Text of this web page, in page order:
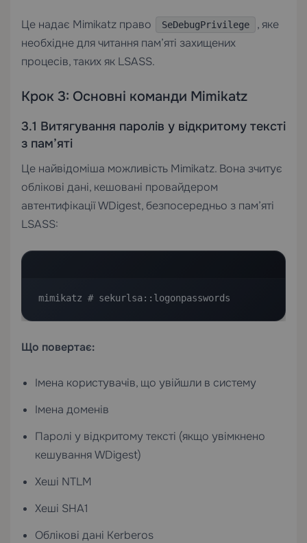
Це надає Mimikatz право SeDebugPrivilege
, яке
необхідне для читання пам’яті захищених
процесів, таких як LSASS.
Крок 3: Основні команди Mimikatz
3.1 Витягування паролів у відкритому тексті
з пам’яті
Це найвідоміша можливість Mimikatz. Вона зчитує
облікові дані, кешовані провайдером
автентифікації WDigest, безпосередньо з пам’яті
LSASS:
mimikatz # sekurlsa::logonpasswords
Що повертає:
Імена користувачів, що увійшли в систему
Імена доменів
Паролі у відкритому тексті (якщо увімкнено
кешування WDigest)
Хеші NTLM
Хеші SHA1
Облікові дані Kerberos